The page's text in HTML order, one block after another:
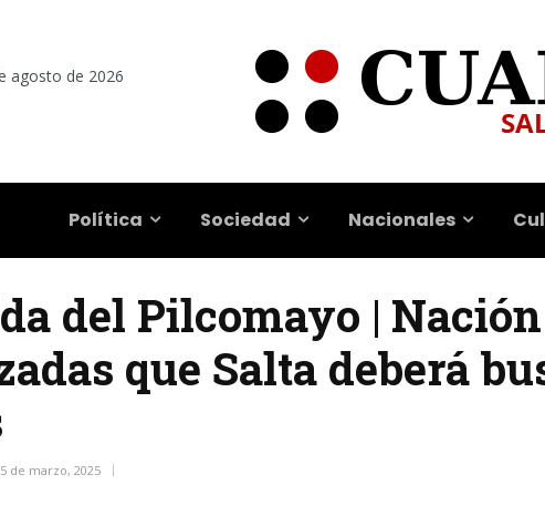
agosto de 2026
Política Sociedad Nacionales
del Pilcomayo |
que Salta deberá
de marzo, 2025